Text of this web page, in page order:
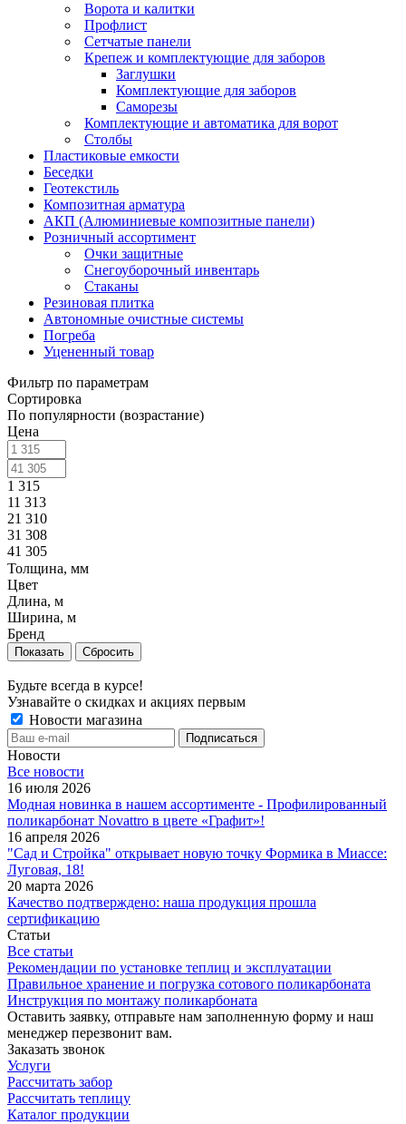
Ворота и калитки
Профлист
Сетчатые панели
Крепеж и комплектующие для заборов
Заглушки
Комплектующие для заборов
Саморезы
Комплектующие и автоматика для ворот
Столбы
Пластиковые емкости
Беседки
Геотекстиль
Композитная арматура
АКП (Алюминиевые композитные панели)
Розничный ассортимент
Очки защитные
Снегоуборочный инвентарь
Стаканы
Резиновая плитка
Автономные очистные системы
Погреба
Уцененный товар
Фильтр по параметрам
Сортировка
По популярности (возрастание)
Цена
1 315
11 313
21 310
31 308
41 305
Толщина, мм
Цвет
Длина, м
Ширина, м
Бренд
Сбросить
Будьте всегда в курсе!
Узнавайте о скидках и акциях первым
Новости магазина
Новости
Все новости
16 июля 2026
Модная новинка в нашем ассортименте - Профилированный
поликарбонат Novattro в цвете «Графит»!
16 апреля 2026
"Сад и Стройка" открывает новую точку Формика в Миассе:
Луговая, 18!
20 марта 2026
Качество подтверждено: наша продукция прошла
сертификацию
Статьи
Все статьи
Рекомендации по установке теплиц и эксплуатации
Правильное хранение и погрузка сотового поликарбоната
Инструкция по монтажу поликарбоната
Оставить заявку, отправьте нам заполненную форму и наш
менеджер перезвонит вам.
Заказать звонок
Услуги
Рассчитать забор
Рассчитать теплицу
Каталог продукции